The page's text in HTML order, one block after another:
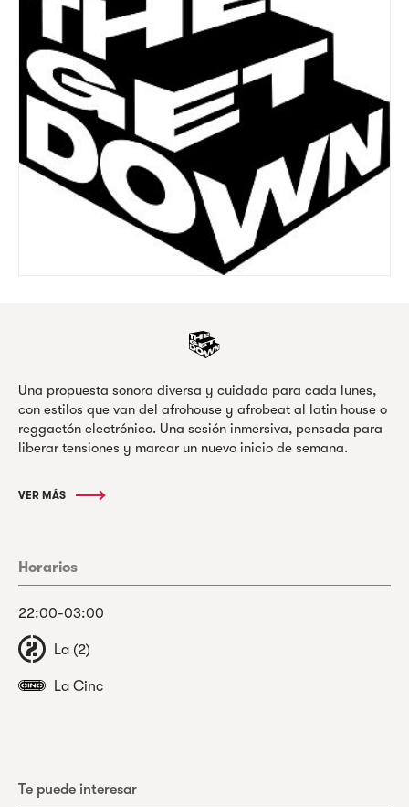
Una propuesta sonora diversa y cuidada para cada lunes,
con estilos que van del afrohouse y afrobeat al latin house o
reggaetón electrónico. Una sesión inmersiva, pensada para
liberar tensiones y marcar un nuevo inicio de semana.
VER MÁS
Horarios
22:00-03:00
La (2)
La Cinc
Te puede interesar